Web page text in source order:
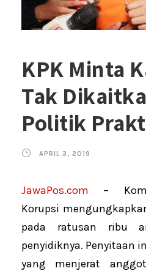
KPK Minta
Tak
Politik
APRIL 3, 2019
JawaPos.com –
Korupsi
pada ratusan ribu
penyidiknya. Penyitaan
yang menjerat